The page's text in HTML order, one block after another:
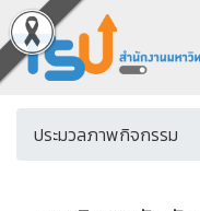
ประมวลภาพกิจกรรม